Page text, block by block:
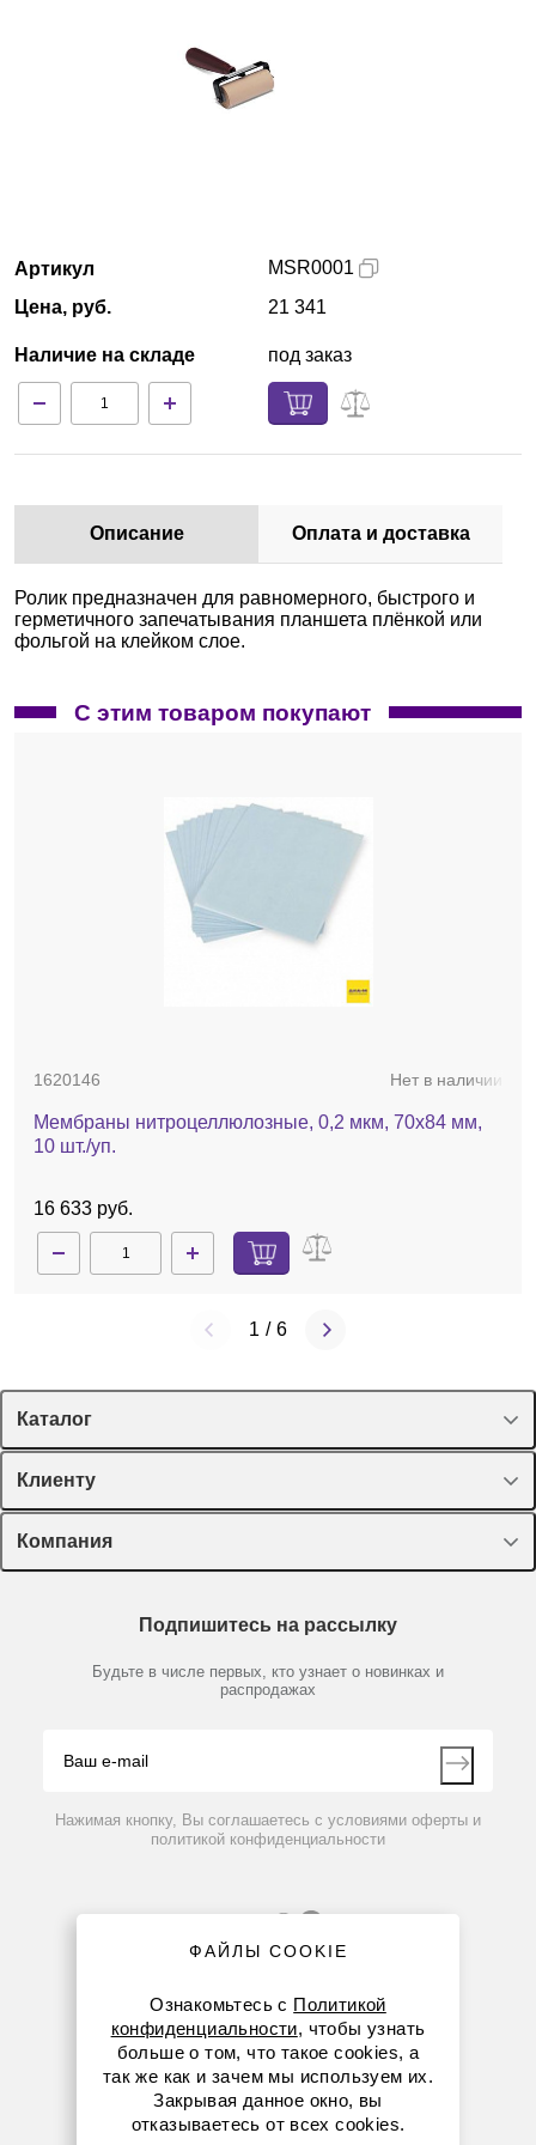
Производители
Доставка и оплата
Контакты
Артикул
Цена, руб.
Наличие на складе
MSR0001
21 341
под заказ
Описание Оплата и доставка
Ролик предназначен для равномерного, быстрого и
герметичного запечатывания планшета плёнкой или
фольгой на клейком слое.
С этим товаром покупают
1620146 Нет в наличии
Мембраны нитроцеллюлозные, 0,2 мкм, 70х84 мм,
10 шт./уп.
16 633 руб.
1 / 6
Каталог
Спецпредложения
Оборудование, приборы
Пластик, стекло, принадлежности
Химические реактивы, препараты, наборы
Производители
Клиенту
Лекторий Диаэм
Доставка и оплата
Мобильное приложение
Компания
Партнеры
Контакты
Подпишитесь на рассылку
Будьте в числе первых, кто узнает о новинках и
распродажах
Нажимая кнопку, Вы соглашаетесь с условиями оферты и
политикой конфиденциальности
8 (800) 234-05-08
(+374 94) 010173
ФАЙЛЫ COOKIE
Ознакомьтесь с Политикой
конфиденциальности, чтобы узнать
больше о том, что такое cookies, а
так же как и зачем мы используем их.
Закрывая данное окно, вы
отказываетесь от всех cookies.